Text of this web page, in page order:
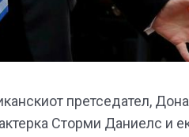
претседател,
Сторми Даниелс и